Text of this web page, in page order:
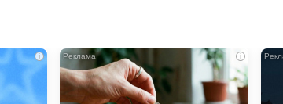
i i